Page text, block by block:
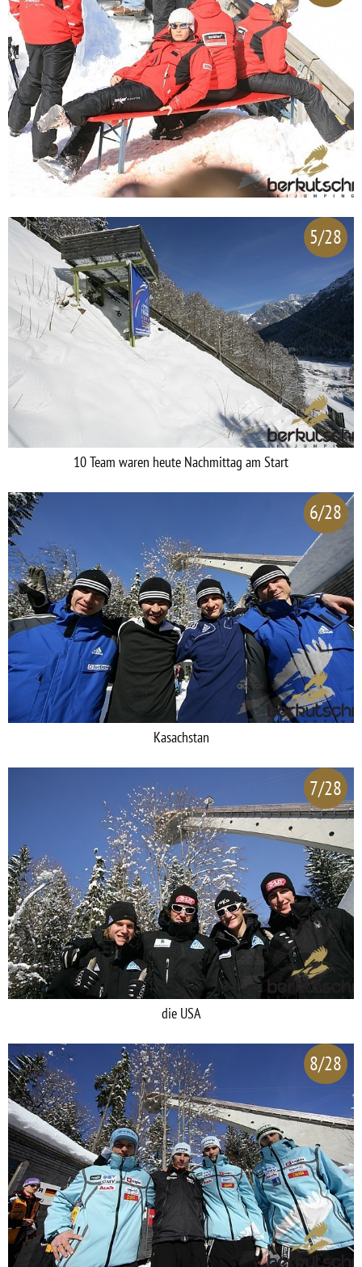
5/28
10 Team waren heute Nachmittag am Start
6/28
Kasachstan
7/28
die USA
8/28